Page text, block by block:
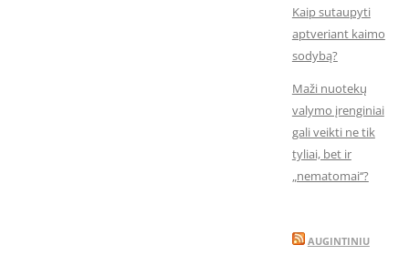
Kaip sutaupyti
aptveriant kaimo
sodybą?
Maži nuotekų
valymo įrenginiai
gali veikti ne tik
tyliai, bet ir
„nematomai‘‘?
AUGINTINIU